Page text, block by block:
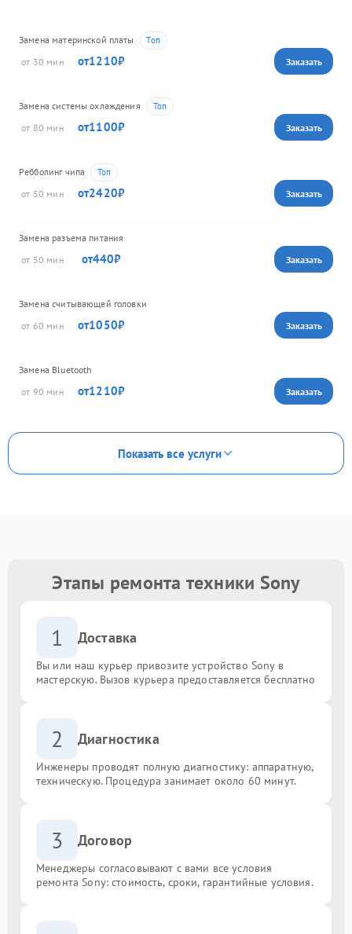
Замена материнской платы
30
1210
Замена системы охлаждения
80
1100
Ребболинг чипа
50
2420
Замена разъема питания
50
440
Замена считывающей головки
60
1050
Замена Bluetooth
90
1210
Показать все услуги
Этапы ремонта техники Sony
1 Доставка
Вы или наш курьер привозите устройство Sony в
мастерскую. Вызов курьера предоставляется бесплатно
2 Диагностика
Инженеры проводят полную диагностику: аппаратную,
техническую. Процедура занимает около 60 минут.
3 Договор
Менеджеры согласовывают с вами все условия
ремонта Sony: стоимость, сроки, гарантийные условия.